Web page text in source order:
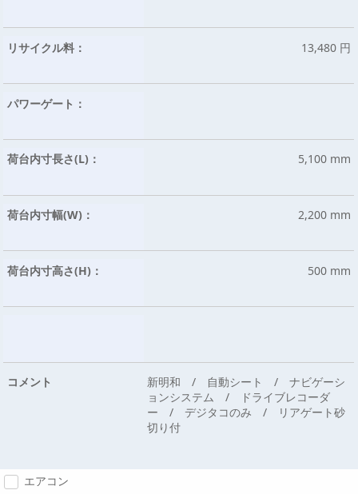
リサイクル料： 13,480 円
パワーゲート：
荷台内寸長さ(L)： 5,100 mm
荷台内寸幅(W)： 2,200 mm
荷台内寸高さ(H)： 500 mm
コメント
新明和 / 自動シート / ナビゲーシ
ョンシステム / ドライブレコーダ
ー / デジタコのみ / リアゲート砂
切り付
エアコン